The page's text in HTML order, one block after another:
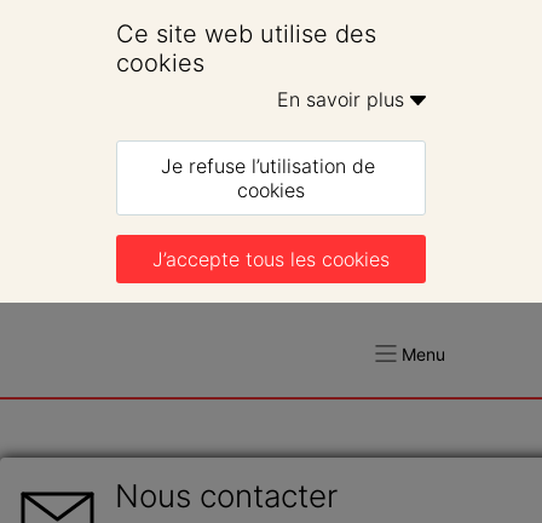
Ce site web utilise des
cookies
En savoir plus
Je refuse l’utilisation de
cookies
J’accepte tous les cookies
Menu
Nous contacter